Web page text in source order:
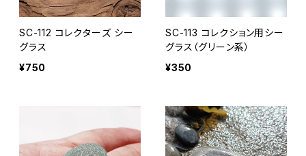
SC-112 コレクターズ シー
グラス
¥750
SC-113 コレクション用シー
グラス（グリーン系）
¥350